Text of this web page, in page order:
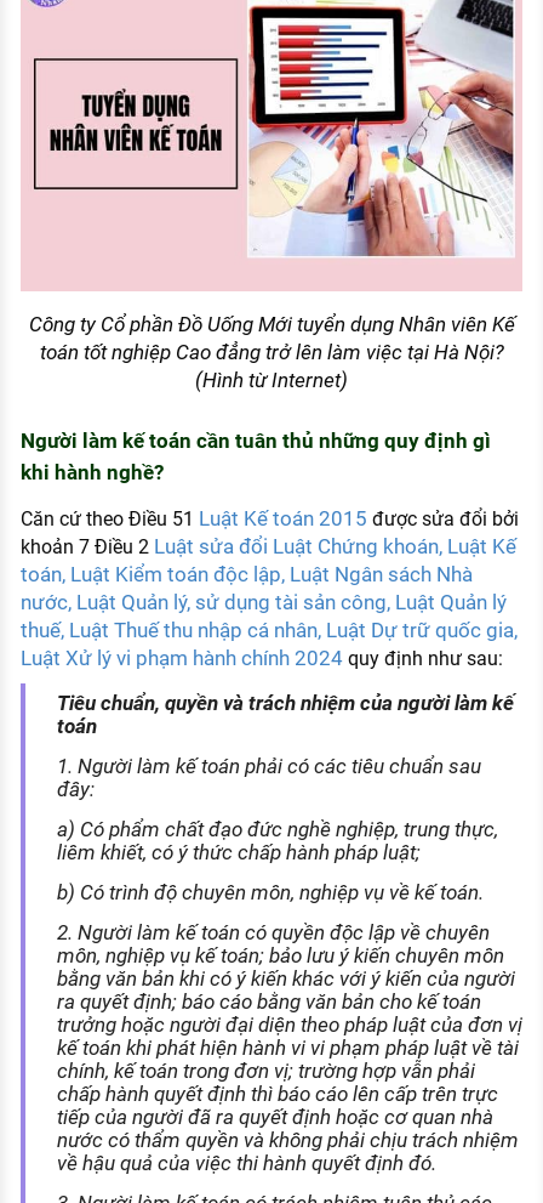
Công ty Cổ phần Đồ Uống Mới tuyển dụng Nhân viên Kế
toán tốt nghiệp Cao đẳng trở lên làm việc tại Hà Nội?
(Hình từ Internet)
Người làm kế toán cần tuân thủ những quy định gì
khi hành nghề?
Căn cứ theo Điều 51 Luật Kế toán 2015 được sửa đổi bởi
khoản 7 Điều 2 Luật sửa đổi Luật Chứng khoán, Luật Kế
toán, Luật Kiểm toán độc lập, Luật Ngân sách Nhà
nước, Luật Quản lý, sử dụng tài sản công, Luật Quản lý
thuế, Luật Thuế thu nhập cá nhân, Luật Dự trữ quốc gia,
Luật Xử lý vi phạm hành chính 2024quy định như sau:
Tiêu chuẩn, quyền và trách nhiệm của người làm kế
toán
1. Người làm kế toán phải có các tiêu chuẩn sau
đây:
a) Có phẩm chất đạo đức nghề nghiệp, trung thực,
liêm khiết, có ý thức chấp hành pháp luật;
b) Có trình độ chuyên môn, nghiệp vụ về kế toán.
2. Người làm kế toán có quyền độc lập về chuyên
môn, nghiệp vụ kế toán; bảo lưu ý kiến chuyên môn
bằng văn bản khi có ý kiến khác với ý kiến của người
ra quyết định; báo cáo bằng văn bản cho kế toán
trưởng hoặc người đại diện theo pháp luật của đơn vị
kế toán khi phát hiện hành vi vi phạm pháp luật về tài
chính, kế toán trong đơn vị; trường hợp vẫn phải
chấp hành quyết định thì báo cáo lên cấp trên trực
tiếp của người đã ra quyết định hoặc cơ quan nhà
nước có thẩm quyền và không phải chịu trách nhiệm
về hậu quả của việc thi hành quyết định đó.